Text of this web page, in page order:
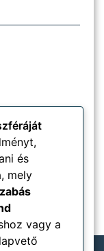
és
mely
vagy a